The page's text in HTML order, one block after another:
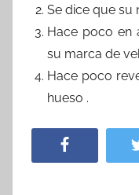
Se dice que su
Hace poco en
su marca de
Hace poco
hueso .